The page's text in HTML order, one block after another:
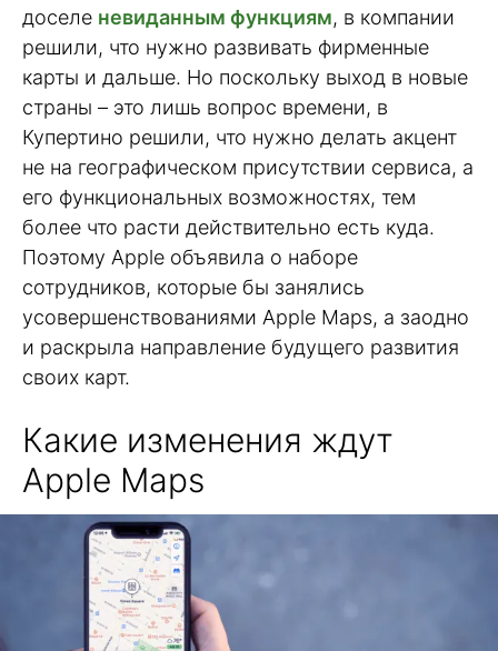
доселе невиданным функциям, в компании
решили, что нужно развивать фирменные
карты и дальше. Но поскольку выход в новые
страны – это лишь вопрос времени, в
Купертино решили, что нужно делать акцент
не на географическом присутствии сервиса, а
его функциональных возможностях, тем
более что расти действительно есть куда.
Поэтому Apple объявила о наборе
сотрудников, которые бы занялись
усовершенствованиями Apple Maps, а заодно
и раскрыла направление будущего развития
своих карт.
Какие изменения ждут
Apple Maps